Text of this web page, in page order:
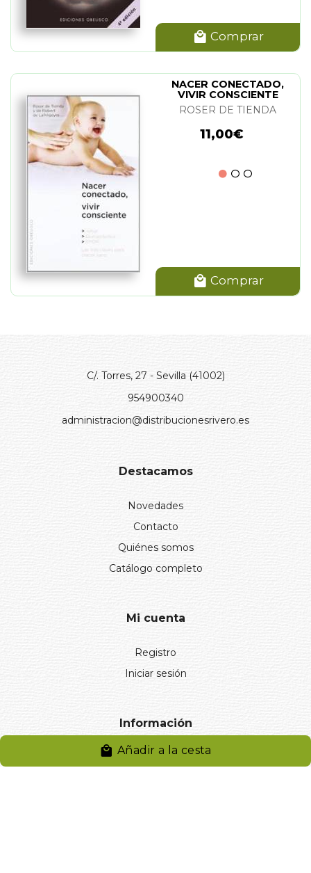
Añadir a la cesta
Comprar
NACER CONECTADO,
VIVIR CONSCIENTE
ROSER DE TIENDA
11,00€
Comprar
C/. Torres, 27 - Sevilla (41002)
954900340
administracion@distribucionesrivero.es
Destacamos
Novedades
Contacto
Quiénes somos
Catálogo completo
Mi cuenta
Registro
Iniciar sesión
Información
Aviso legal